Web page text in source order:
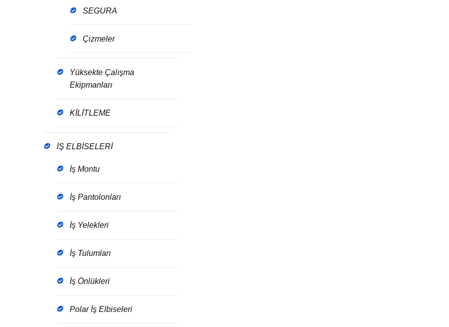
SEGURA
Çizmeler
Yüksekte Çalışma
Ekipmanları
KİLİTLEME
İŞ ELBİSELERİ
İş Montu
İş Pantolonları
İş Yelekleri
İş Tulumları
İş Önlükleri
Polar İş Elbiseleri